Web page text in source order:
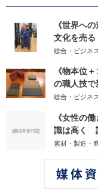
《世界へ
文化を売る
総合・ビジネス
《物本位
の職人技で
総合・ビジネス
《女性の
識は高く
素材・製造・